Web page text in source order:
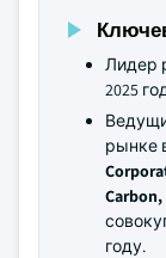
Лидер
2025
рынке
году.